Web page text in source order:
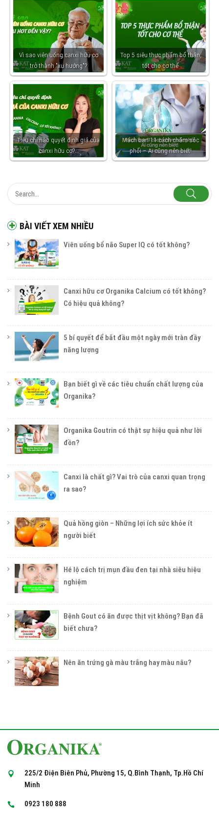
BÀI VIẾT XEM NHIỀU
Viên uống bổ não Super IQ có tốt không?
Canxi hữu cơ Organika Calcium có tốt không?
Có hiệu quả không?
5 bí quyết để bắt đầu một ngày mới tràn đầy
năng lượng
Bạn biết gì về các tiêu chuẩn chất lượng của
Organika?
Organika Goutrin có thật sự hiệu quả như lời
đồn?
Canxi là chất gì? Vai trò của canxi quan trọng
ra sao?
Quả hồng giòn – Những lợi ích sức khỏe ít
người biết
Hé lộ cách trị mụn đầu đen tại nhà siêu hiệu
nghiệm
Bệnh Gout có ăn được thịt vịt không? Bạn đã
biết chưa?
Nên ăn trứng gà màu trắng hay màu nâu?
Vì sao viên uống canxi hữu cơ
trở thành "xu hướng"?
Top 5 siêu thực phẩm bổ thận,
tốt cho cơ thể
Tiêu chí nào quyết định giá của
canxi hữu cơ?…
Mách bạn 11 cách chăm sóc
phổi – Ai cũng nên biết!
225/2 Điện Biên Phủ, Phường 15, Q.Bình Thạnh, Tp.Hồ Chí
Minh
0923 180 888